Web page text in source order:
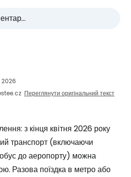
2026
Переглянути оригінальний текст
з кінця квітня 2026 року
транспорт (включаючи
до аеропорту) можна
Разова поїздка в метро або